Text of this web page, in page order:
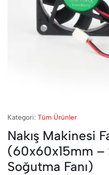
Kategori: Tüm Ürünler
Nakış Makinesi
(60x60x15mm –
Soğutma Fanı)